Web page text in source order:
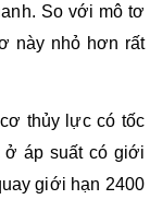
So với mô tơ
này nhỏ hơn rất
thủy lực có tốc
ở áp suất có giới
giới hạn 2400